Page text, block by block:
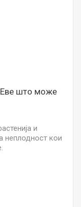
што може
и
неплодност кои